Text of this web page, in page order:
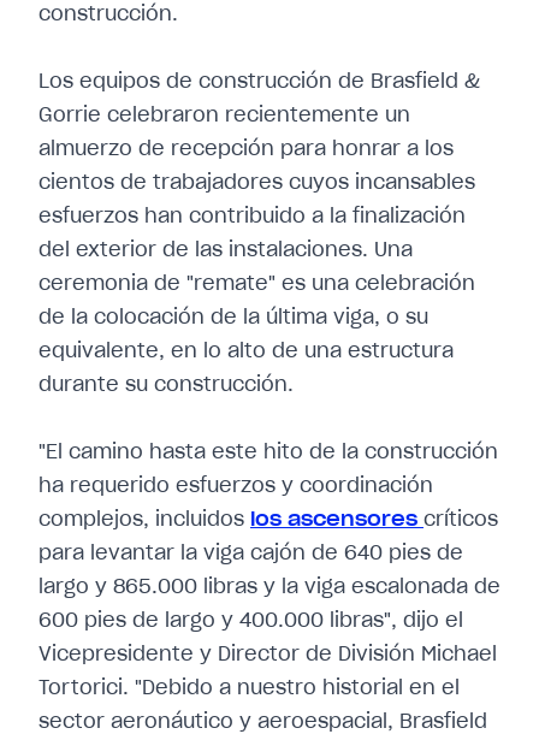
construcción.
Los equipos de construcción de Brasfield &
Gorrie celebraron recientemente un
almuerzo de recepción para honrar a los
cientos de trabajadores cuyos incansables
esfuerzos han contribuido a la finalización
del exterior de las instalaciones. Una
ceremonia de "remate" es una celebración
de la colocación de la última viga, o su
equivalente, en lo alto de una estructura
durante su construcción.
"El camino hasta este hito de la construcción
ha requerido esfuerzos y coordinación
complejos, incluidos los ascensores críticos
para levantar la viga cajón de 640 pies de
largo y 865.000 libras y la viga escalonada de
600 pies de largo y 400.000 libras", dijo el
Vicepresidente y Director de División Michael
Tortorici. "Debido a nuestro historial en el
sector aeronáutico y aeroespacial, Brasfield